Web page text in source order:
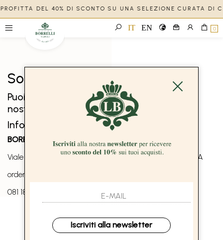
DEL 40% DI SCONTO SU UNA SELEZIONE CURATA DI
IT EN 0
Solo in negozio
Puoi trovare questo articolo solo presso i
nostri punti vendita:
Info contatti
BOREAL 1957 s.r.l.
Viale dei platani, 29 80040 San Sebastiano al Vesuvio, NA
orders@boreal1957.com
081 1854 5713
ISCRIVITI ALLA NEWSLETTER
Iscriviti alla newsletter